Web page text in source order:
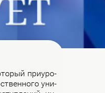
при­уро­
уни­